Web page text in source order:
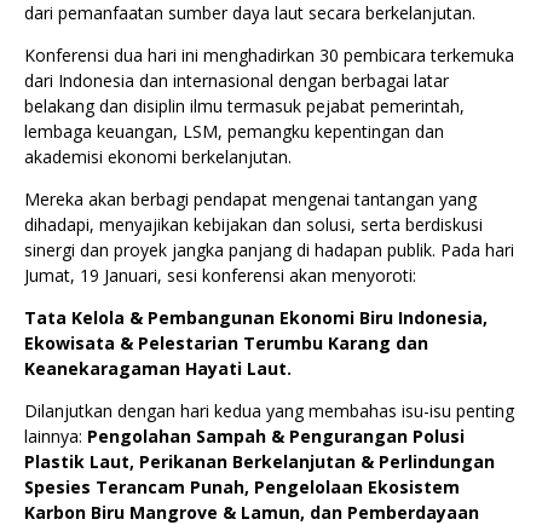
dari pemanfaatan sumber daya laut secara berkelanjutan.
Konferensi dua hari ini menghadirkan 30 pembicara terkemuka
dari Indonesia dan internasional dengan berbagai latar
belakang dan disiplin ilmu termasuk pejabat pemerintah,
lembaga keuangan, LSM, pemangku kepentingan dan
akademisi ekonomi berkelanjutan.
Mereka akan berbagi pendapat mengenai tantangan yang
dihadapi, menyajikan kebijakan dan solusi, serta berdiskusi
sinergi dan proyek jangka panjang di hadapan publik. Pada hari
Jumat, 19 Januari, sesi konferensi akan menyoroti:
Tata Kelola & Pembangunan Ekonomi Biru Indonesia,
Ekowisata & Pelestarian Terumbu Karang dan
Keanekaragaman Hayati Laut.
Dilanjutkan dengan hari kedua yang membahas isu-isu penting
lainnya: Pengolahan Sampah & Pengurangan Polusi
Plastik Laut, Perikanan Berkelanjutan & Perlindungan
Spesies Terancam Punah, Pengelolaan Ekosistem
Karbon Biru Mangrove & Lamun, dan Pemberdayaan